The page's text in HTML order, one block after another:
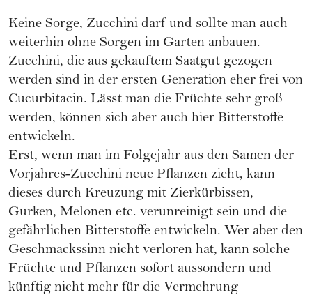
Keine Sorge, Zucchini darf und sollte man auch
weiterhin ohne Sorgen im Garten anbauen.
Zucchini, die aus gekauftem Saatgut gezogen
werden sind in der ersten Generation eher frei von
Cucurbitacin. Lässt man die Früchte sehr groß
werden, können sich aber auch hier Bitterstoffe
entwickeln.
Erst, wenn man im Folgejahr aus den Samen der
Vorjahres-Zucchini neue Pflanzen zieht, kann
dieses durch Kreuzung mit Zierkürbissen,
Gurken, Melonen etc. verunreinigt sein und die
gefährlichen Bitterstoffe entwickeln. Wer aber den
Geschmackssinn nicht verloren hat, kann solche
Früchte und Pflanzen sofort aussondern und
künftig nicht mehr für die Vermehrung